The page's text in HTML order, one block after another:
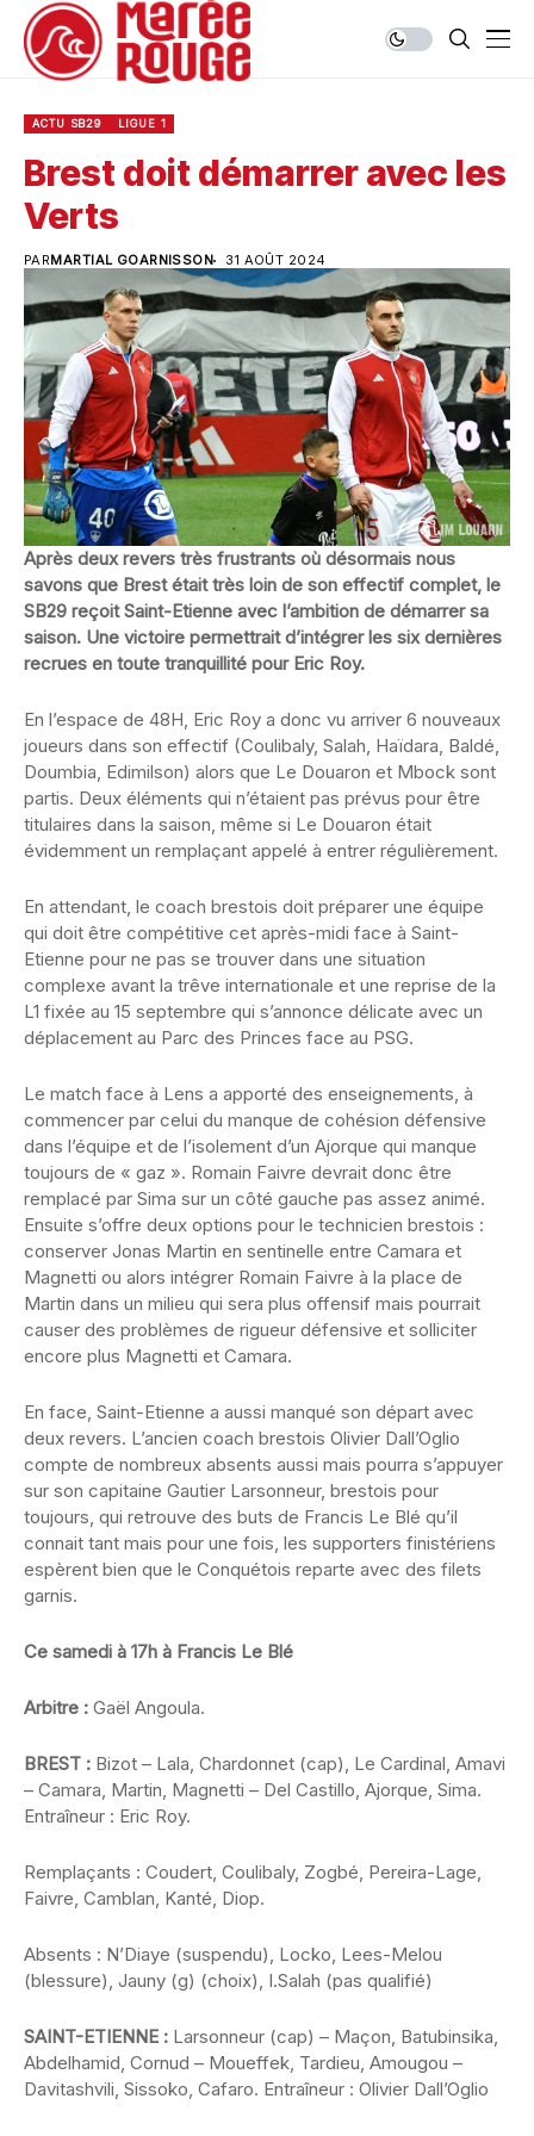
ACTU SB29 LIGUE 1
Brest doit démarrer avec les
Verts
PARMARTIAL GOARNISSON 31 AOÛT 2024
Après deux revers très frustrants où désormais nous
savons que Brest était très loin de son effectif complet, le
SB29 reçoit Saint-Etienne avec l’ambition de démarrer sa
saison. Une victoire permettrait d’intégrer les six dernières
recrues en toute tranquillité pour Eric Roy.
En l’espace de 48H, Eric Roy a donc vu arriver 6 nouveaux
joueurs dans son effectif (Coulibaly, Salah, Haïdara, Baldé,
Doumbia, Edimilson) alors que Le Douaron et Mbock sont
partis. Deux éléments qui n’étaient pas prévus pour être
titulaires dans la saison, même si Le Douaron était
évidemment un remplaçant appelé à entrer régulièrement.
En attendant, le coach brestois doit préparer une équipe
qui doit être compétitive cet après-midi face à Saint-
Etienne pour ne pas se trouver dans une situation
complexe avant la trêve internationale et une reprise de la
L1 fixée au 15 septembre qui s’annonce délicate avec un
déplacement au Parc des Princes face au PSG.
Le match face à Lens a apporté des enseignements, à
commencer par celui du manque de cohésion défensive
dans l’équipe et de l’isolement d’un Ajorque qui manque
toujours de « gaz ». Romain Faivre devrait donc être
remplacé par Sima sur un côté gauche pas assez animé.
Ensuite s’offre deux options pour le technicien brestois :
conserver Jonas Martin en sentinelle entre Camara et
Magnetti ou alors intégrer Romain Faivre à la place de
Martin dans un milieu qui sera plus offensif mais pourrait
causer des problèmes de rigueur défensive et solliciter
encore plus Magnetti et Camara.
En face, Saint-Etienne a aussi manqué son départ avec
deux revers. L’ancien coach brestois Olivier Dall’Oglio
compte de nombreux absents aussi mais pourra s’appuyer
sur son capitaine Gautier Larsonneur, brestois pour
toujours, qui retrouve des buts de Francis Le Blé qu’il
connait tant mais pour une fois, les supporters finistériens
espèrent bien que le Conquétois reparte avec des filets
garnis.
Ce samedi à 17h à Francis Le Blé
Arbitre : Gaël Angoula.
BREST : Bizot – Lala, Chardonnet (cap), Le Cardinal, Amavi
– Camara, Martin, Magnetti – Del Castillo, Ajorque, Sima.
Entraîneur : Eric Roy.
Remplaçants : Coudert, Coulibaly, Zogbé, Pereira-Lage,
Faivre, Camblan, Kanté, Diop.
Absents : N’Diaye (suspendu), Locko, Lees-Melou
(blessure), Jauny (g) (choix), I.Salah (pas qualifié)
SAINT-ETIENNE : Larsonneur (cap) – Maçon, Batubinsika,
Abdelhamid, Cornud – Moueffek, Tardieu, Amougou –
Davitashvili, Sissoko, Cafaro. Entraîneur : Olivier Dall’Oglio